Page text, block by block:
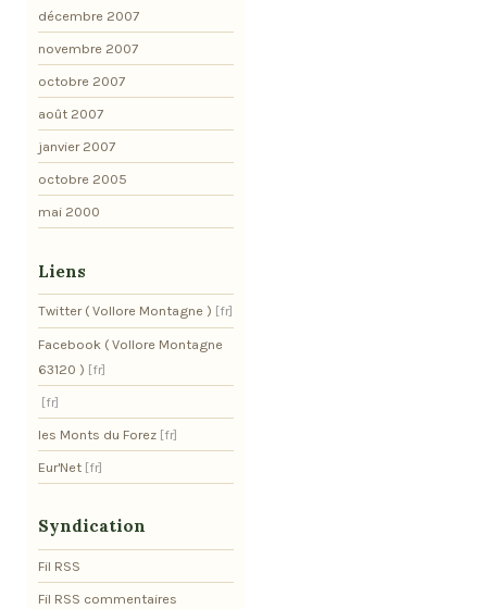
décembre 2007
novembre 2007
octobre 2007
août 2007
janvier 2007
octobre 2005
mai 2000
Liens
Twitter ( Vollore Montagne )
Facebook ( Vollore Montagne
63120 )
les Monts du Forez
Eur'Net
Syndication
Fil RSS
Fil RSS commentaires